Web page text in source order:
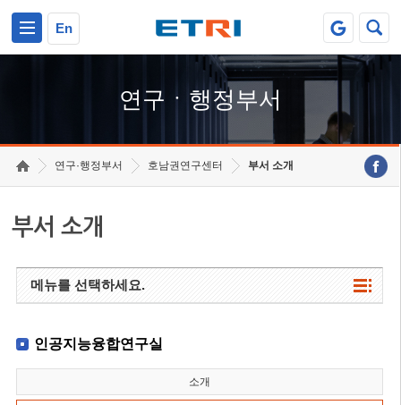
En
연구ㆍ행정부서
연구·행정부서 호남권연구센터 부서 소개
부서 소개
메뉴를 선택하세요.
인공지능융합연구실
소개